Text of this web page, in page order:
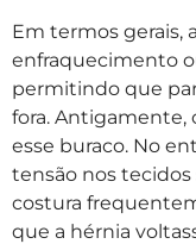
Em termos gerais,
enfraquecimento
permitindo que
fora. Antigamente,
esse buraco. No
tensão nos
costura
que a hérnia